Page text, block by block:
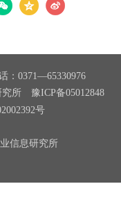
：0371—65330976
究所
豫ICP备05012848
号
信息研究所